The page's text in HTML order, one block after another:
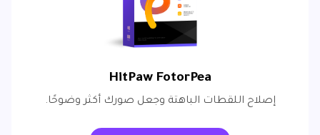
HitPaw FotorPea
إصلاح اللقطات الباهتة وجعل صورك أكثر وضوحًا.